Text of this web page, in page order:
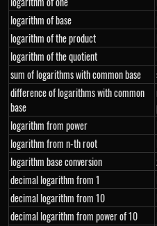
logarithm of base
logarithm of the product
logarithm of the quotient
sum of logarithms with common base
difference of logarithms with common
base
logarithm from power
logarithm from n-th root
logarithm base conversion
decimal logarithm from 1
decimal logarithm from 10
decimal logarithm from power of 10